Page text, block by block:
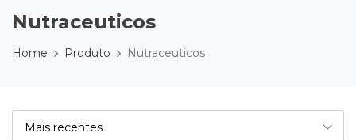
Nutraceuticos
Home Produto Nutraceuticos